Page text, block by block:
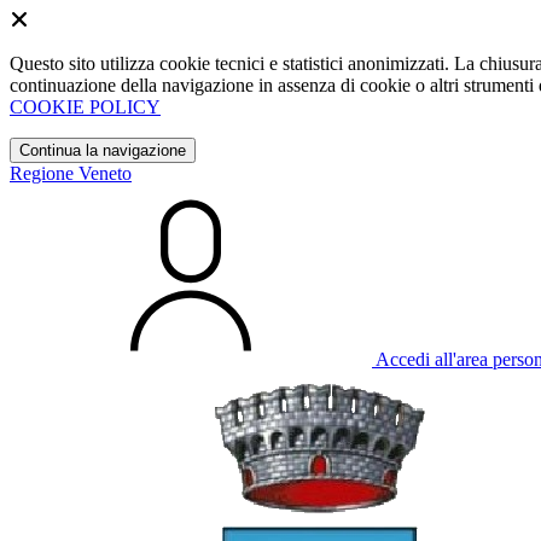
Questo sito utilizza cookie tecnici e statistici anonimizzati. La
continuazione della navigazione in assenza di cookie o altri
COOKIE POLICY
Continua la navigazione
Regione Veneto
Accedi all'area